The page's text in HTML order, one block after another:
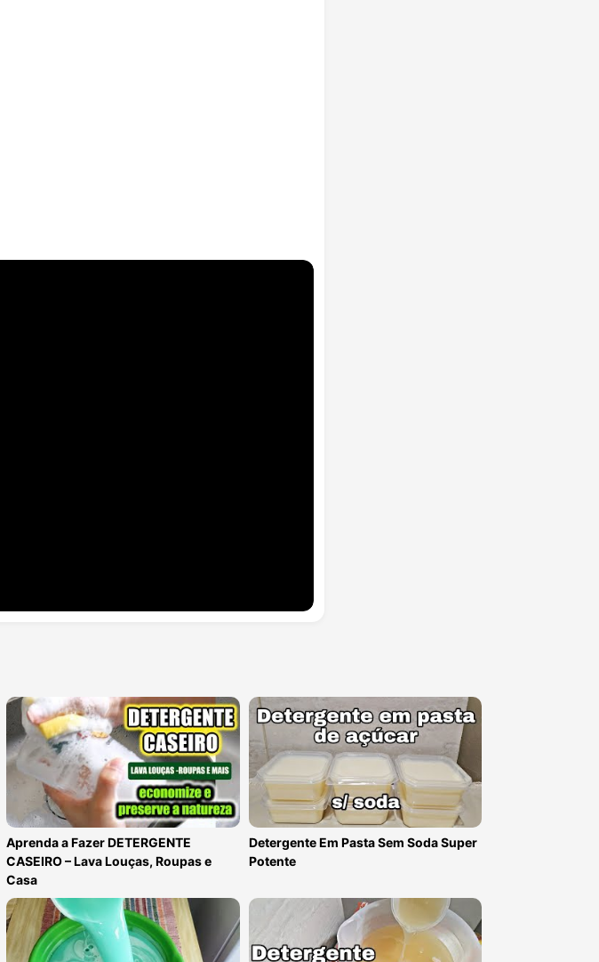
Aprenda a Fazer DETERGENTE
CASEIRO – Lava Louças, Roupas e
Casa
Detergente Em Pasta Sem Soda Super
Potente